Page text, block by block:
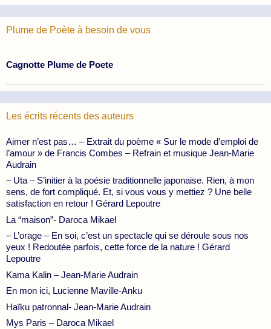
Plume de Poète à besoin de vous
Cagnotte Plume de Poete
Les écrits récents des auteurs
Aimer n’est pas… – Extrait du poème « Sur le mode d’emploi de
l’amour » de Francis Combes – Refrain et musique Jean-Marie
Audrain
– Uta – S’initier à la poésie traditionnelle japonaise. Rien, à mon
sens, de fort compliqué. Et, si vous vous y mettiez ? Une belle
satisfaction en retour ! Gérard Lepoutre
La “maison”- Daroca Mikael
– L’orage – En soi, c’est un spectacle qui se déroule sous nos
yeux ! Redoutée parfois, cette force de la nature ! Gérard
Lepoutre
Kama Kalin – Jean-Marie Audrain
En mon ici, Lucienne Maville-Anku
Haïku patronnal- Jean-Marie Audrain
Mys Paris – Daroca Mikael